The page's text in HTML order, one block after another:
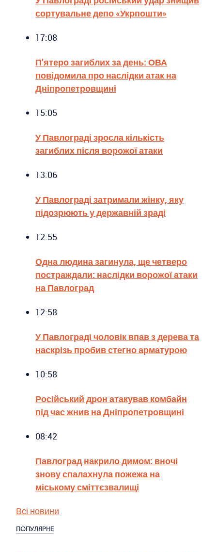
сортувальне депо «Укрпошти»
17:08
П’ятеро загиблих за день: ОВА
повідомила про наслідки атак на
Дніпропетровщині
15:05
У Павлограді зросла кількість
загиблих після ворожої атаки
13:06
У Павлограді затримали жінку, яку
підозрюють у державній зраді
12:55
Одна людина загинула, ще четверо
постраждали: наслідки ворожої атаки
на Павлоград
12:58
У Павлограді чоловік впав з дерева та
наскрізь пробив стегно арматурою
10:58
Російський дрон атакував комбайн
під час жнив на Дніпропетровщині
08:42
Павлоград накрило димом: вночі
знову спалахнула пожежа на
міському сміттєзвалищі
Всі новини
ПОПУЛЯРНЕ